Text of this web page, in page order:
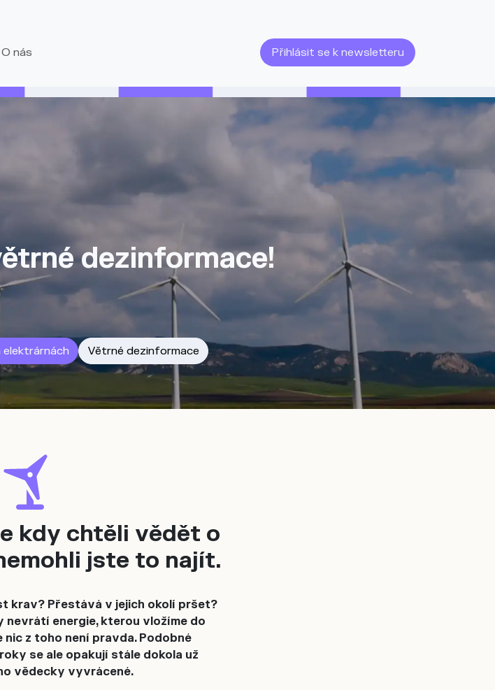
O nás Přihlásit se k newsletteru
dezinformace!
Větrné dezinformace
kdy chtěli vědět o
jste to najít.
krav? Přestává v jejich okolí pršet?
nevrátí energie, kterou vložíme do
z toho není pravda. Podobné
se ale opakují stále dokola už
vědecky vyvrácené.